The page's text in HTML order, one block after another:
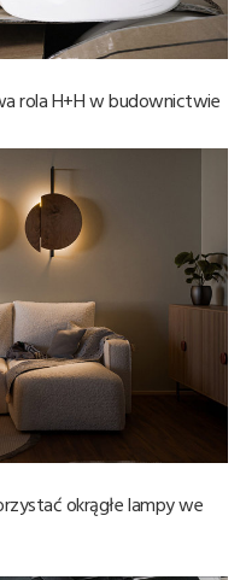
rola H+H w budownictwie
okrągłe lampy we